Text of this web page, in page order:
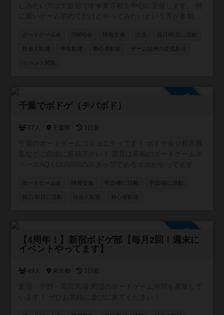
新参者の主催者ですが、毎月新しいボドゲ開拓しているの
でリクエストやおすすめも受け付けます✨
ボードゲーム会 TRPG会 情報交換 交流 祝日/祭日に活動
社会人歓迎 学生歓迎 初心者歓迎 ゲーム以外の交流あり
イベント関係
千葉でボドゲ（チバボド）
37人 千葉県 1日前
ボードゲーム会 情報交換 平日/夜に活動 平日/昼に活動
祝日/祭日に活動 社会人歓迎 初心者歓迎
参加自由
【4周年！】新宿ボドゲ部【毎月2回！週末に
イベントやってます】
49人 東京都 1日前